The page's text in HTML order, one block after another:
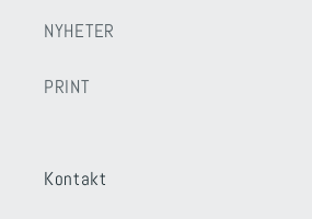
NYHETER
PRINT
Kontakt